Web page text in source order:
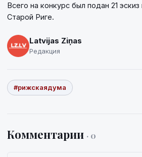
Всего на конкурс был подан 21
Старой Риге.
Latvijas Ziņas
Редакция
#рижскаядума
Комментарии · 0